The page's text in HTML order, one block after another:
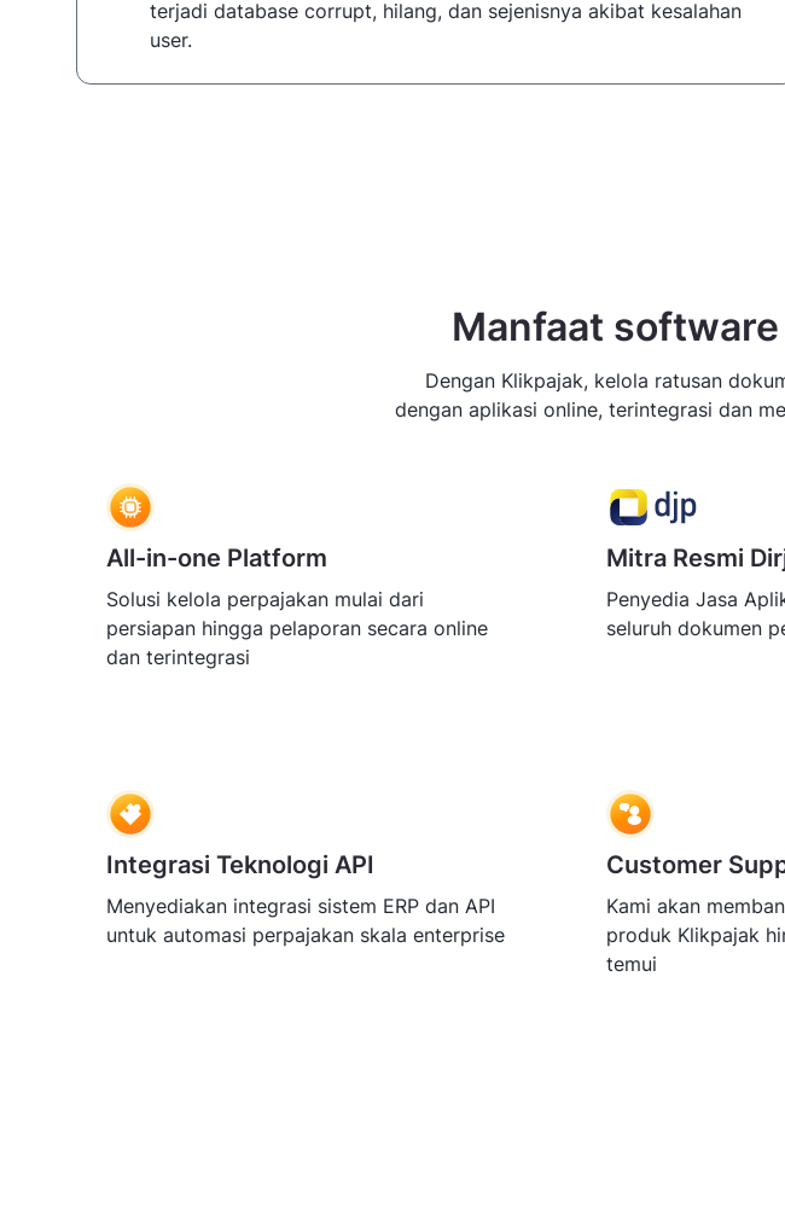
terjadi database corrupt, hilang, dan sejenisnya akibat kesalahan
user.
Manfaat
Dengan Klikpajak, kelola ratusan
dengan aplikasi online, terintegrasi dan
All-in-one Platform
Solusi kelola perpajakan mulai dari
persiapan hingga pelaporan secara online
dan terintegrasi
Mitra Resmi
Penyedia Jasa
seluruh dokumen
Integrasi Teknologi API
Menyediakan integrasi sistem ERP dan API
untuk automasi perpajakan skala enterprise
Customer
Kami akan
produk Klikpajak
temui